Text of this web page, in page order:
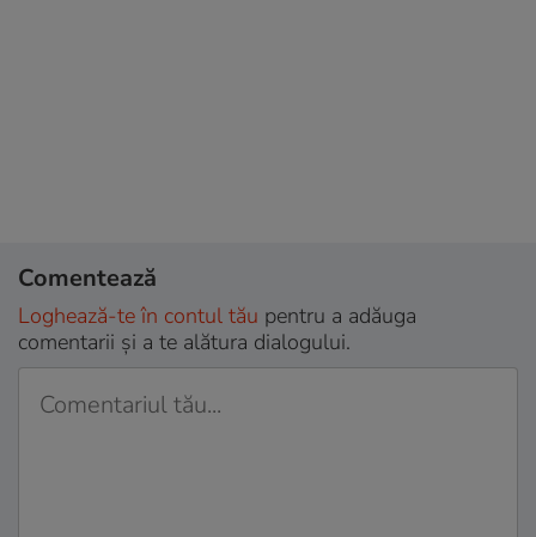
Comentează
Loghează-te în contul tău pentru a adăuga
comentarii și a te alătura dialogului.